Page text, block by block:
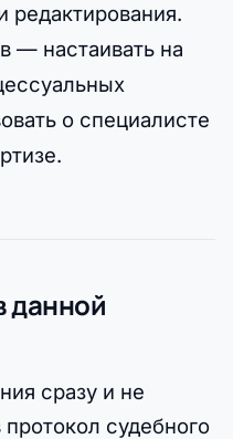
— настаивать на
о специалисте
данной
сразу и не
судебного